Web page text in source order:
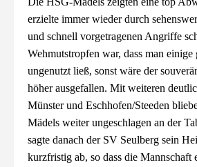
erzielte immer wieder durch
und schnell vorgetragenen Angriffe
Wehmutstropfen war, dass man einige
ungenutzt ließ, sonst wäre der
höher ausgefallen. Mit weiteren
Münster und Eschhofen/Steeden
Mädels weiter ungeschlagen an der
sagte danach der SV Seulberg sein
kurzfristig ab, so dass die Mannschaft